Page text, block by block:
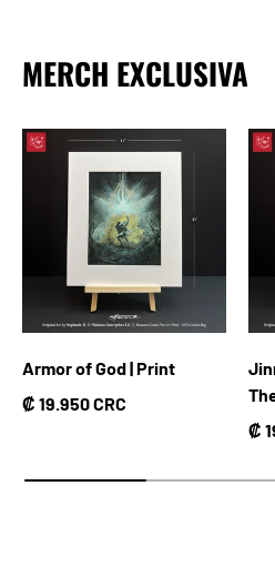
MERCH EXCLUSIVA
Armor of God | Print
Precio normal
₡ 19.950 CRC
₡